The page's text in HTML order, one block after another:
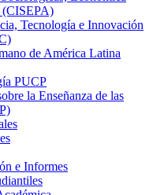
(CISEPA)
Tecnología e Innovación
de América Latina
PUCP
la Enseñanza de las
e Informes